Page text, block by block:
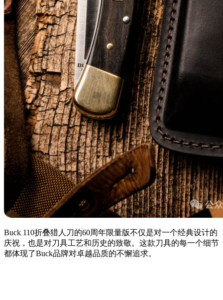
Buck 110折叠猎人刀的60周年限量版不仅是对一个经典设计的
庆祝，也是对刀具工艺和历史的致敬。这款刀具的每一个细节
都体现了Buck品牌对卓越品质的不懈追求。